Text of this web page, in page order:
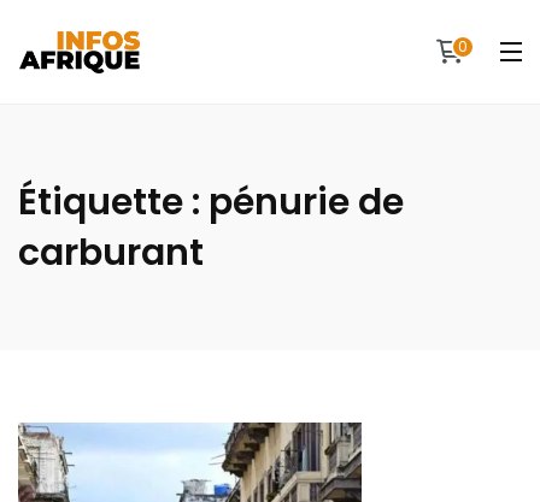
0
Étiquette : pénurie de
carburant